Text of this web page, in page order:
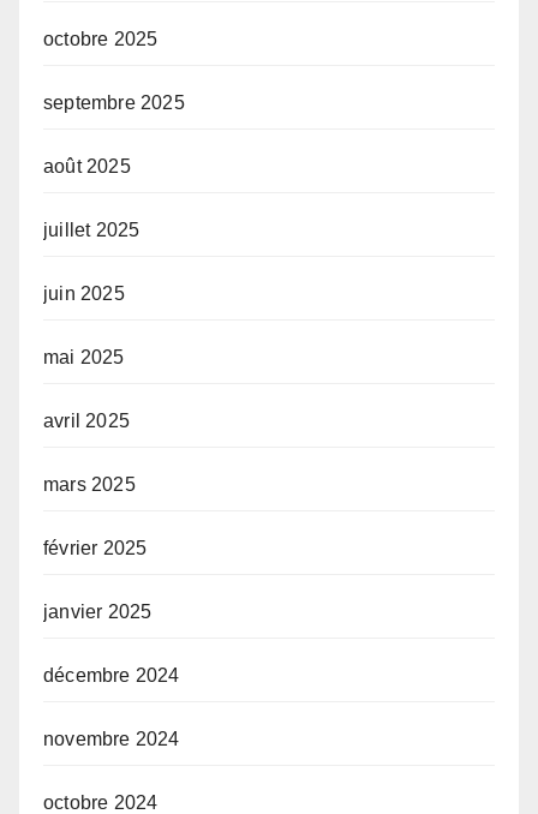
octobre 2025
septembre 2025
août 2025
juillet 2025
juin 2025
mai 2025
avril 2025
mars 2025
février 2025
janvier 2025
décembre 2024
novembre 2024
octobre 2024